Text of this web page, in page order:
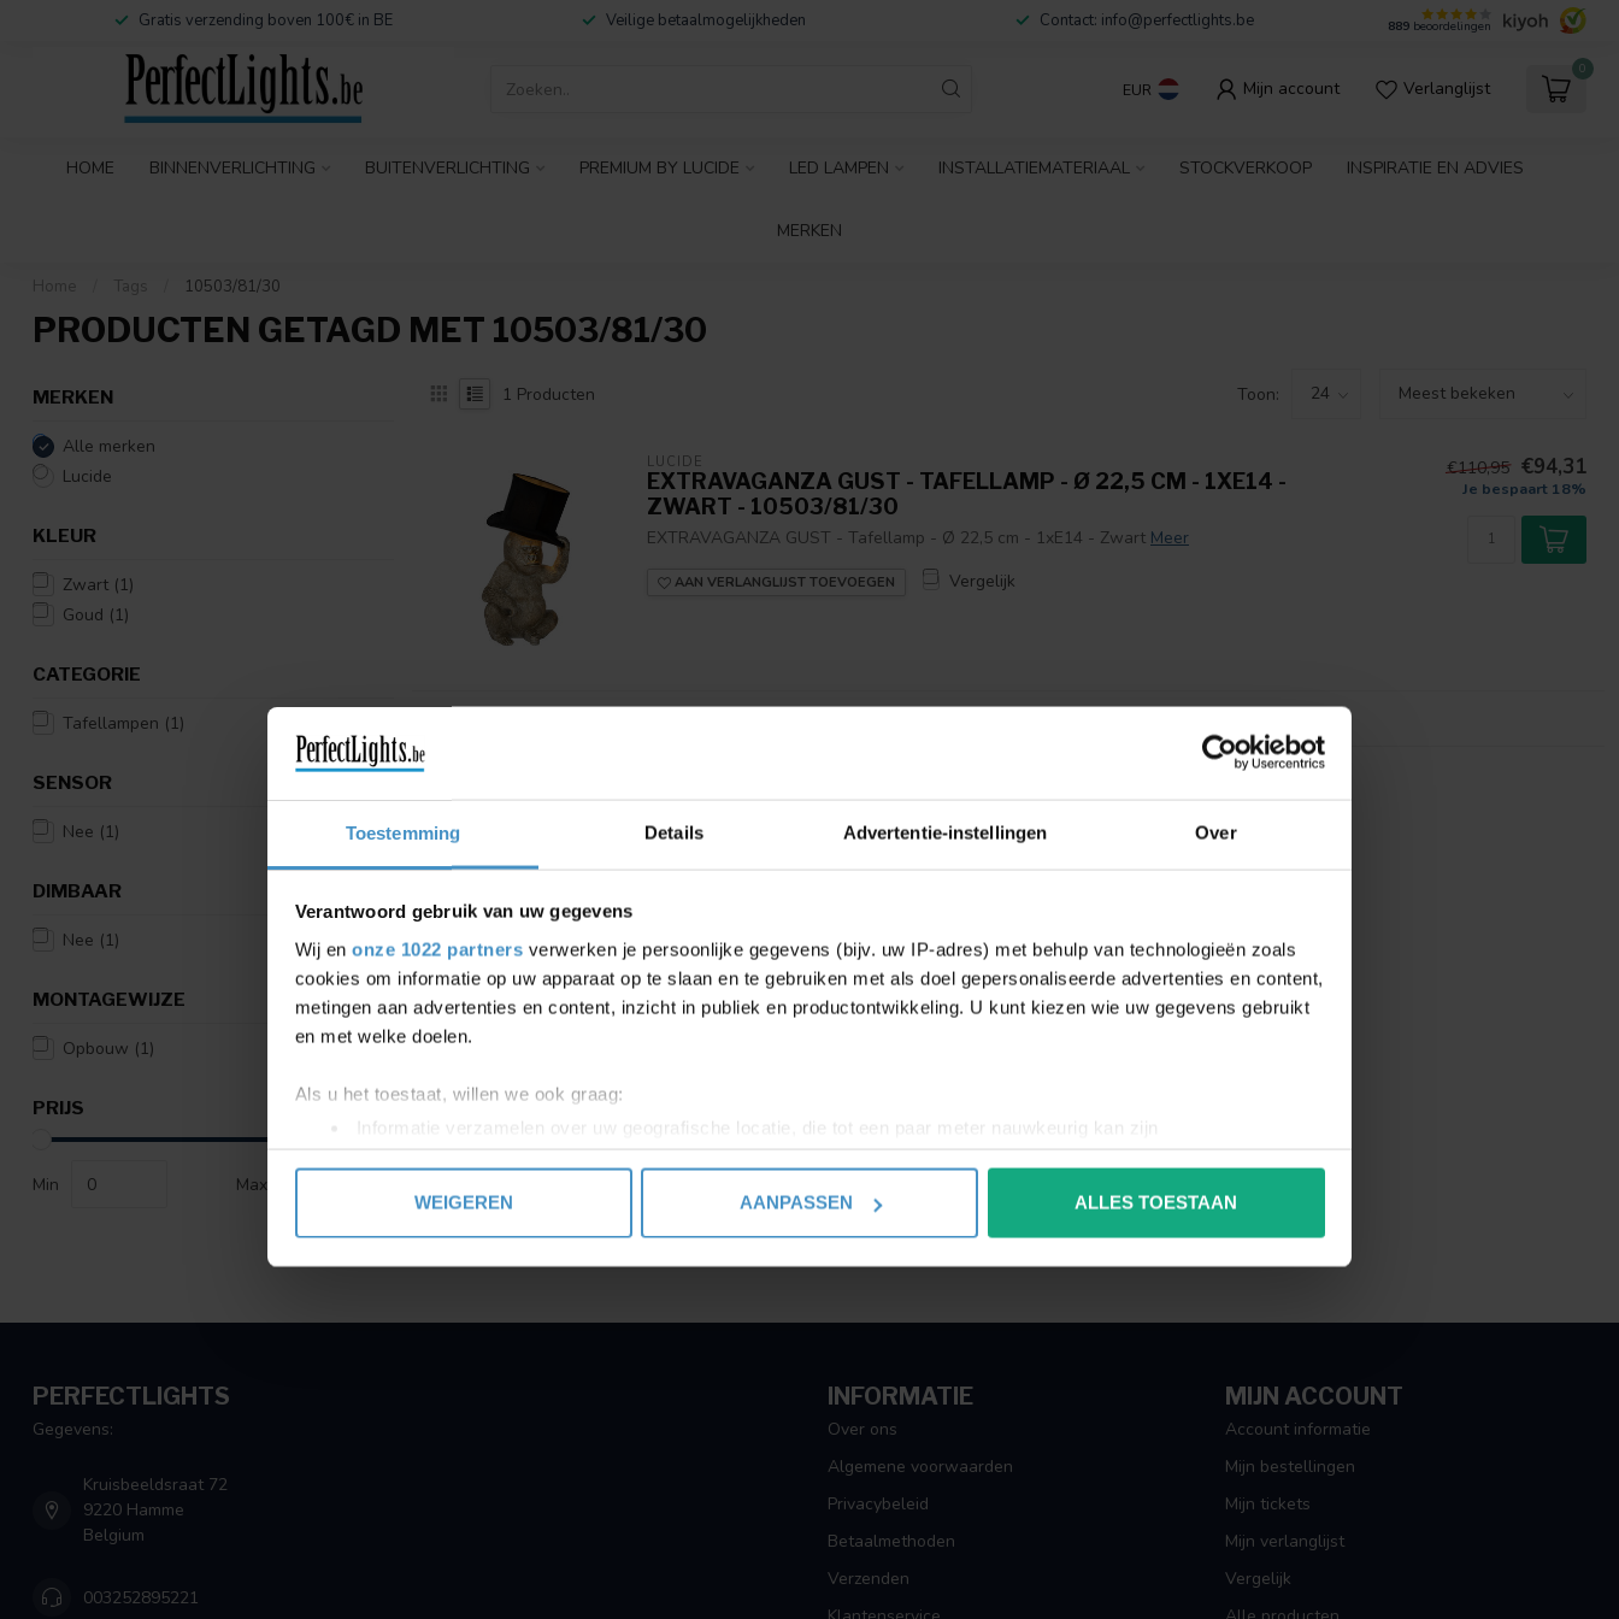
Toestemming Details Advertentie-instellingen Over
Verantwoord gebruik van uw gegevens
Wij en onze 1022 partners verwerken je persoonlijke gegevens (bijv. uw IP-adres) met behulp van technologieën zoals
cookies om informatie op uw apparaat op te slaan en te gebruiken met als doel gepersonaliseerde advertenties en content,
metingen aan advertenties en content, inzicht in publiek en productontwikkeling. U kunt kiezen wie uw gegevens gebruikt
en met welke doelen.
Als u het toestaat, willen we ook graag:
Informatie verzamelen over uw geografische locatie, die tot een paar meter nauwkeurig kan zijn
Uw apparaat identificeren door het actief te scannen op specifieke eigenschappen (fingerprinting)
toestemming op elk moment wijzigen of intrekken in de Cookieverklaring.
WEIGEREN AANPASSEN ALLES TOESTAAN
Gratis verzending boven 100€ in BE Veilige betaalmogelijkheden Contact: info@perfectlights.be 889 beoordelingen
EUR Mijn account Verlanglijst
0
HOME BINNENVERLICHTING BUITENVERLICHTING PREMIUM BY LUCIDE LED LAMPEN INSTALLATIEMATERIAAL STOCKVERKOOP INSPIRATIE EN ADVIES
MERKEN
Home Tags 10503/81/30
PRODUCTEN GETAGD MET 10503/81/30
MERKEN
Alle merken
Lucide
KLEUR
Zwart (1)
Goud (1)
CATEGORIE
Tafellampen (1)
SENSOR
Nee (1)
DIMBAAR
Nee (1)
MONTAGEWIJZE
Opbouw (1)
PRIJS
Min Max
1 Producten Toon:
LUCIDE
EXTRAVAGANZA GUST - TAFELLAMP - Ø 22,5 CM - 1XE14 -
ZWART - 10503/81/30
EXTRAVAGANZA GUST - Tafellamp - Ø 22,5 cm - 1xE14 - Zwart Meer
AAN VERLANGLIJST TOEVOEGEN Vergelijk
€110,95 €94,31
Je bespaart 18%
PERFECTLIGHTS
Gegevens:
Kruisbeeldsraat 72
9220 Hamme
Belgium
003252895221
INFORMATIE
Over ons
Algemene voorwaarden
Privacybeleid
Betaalmethoden
Verzenden
MIJN ACCOUNT
Account informatie
Mijn bestellingen
Mijn tickets
Mijn verlanglijst
Vergelijk